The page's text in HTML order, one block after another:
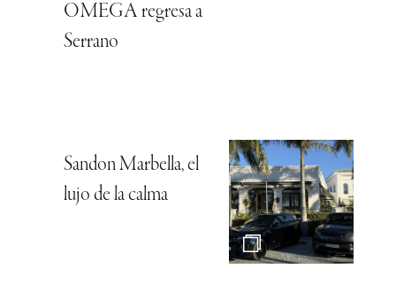
OMEGA regresa a
Serrano
Sandon Marbella, el
lujo de la calma